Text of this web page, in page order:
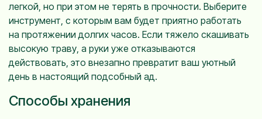
легкой, но при этом не терять в прочности. Выберите
инструмент, с которым вам будет приятно работать
на протяжении долгих часов. Если тяжело скашивать
высокую траву, а руки уже отказываются
действовать, это внезапно превратит ваш уютный
день в настоящий подсобный ад.
Способы хранения